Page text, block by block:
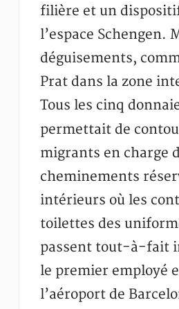
filière et un
l’espace
déguisements,
Prat dans la zone
Tous les cinq
permettait de
migrants en charge
cheminements
intérieurs où les
toilettes des
passent tout-à-fait
le premier employé
l’aéroport de